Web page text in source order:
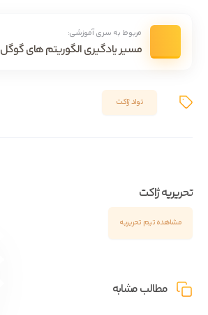
مربوط به سری آموزشی:
مسیر یادگیری الگوریتم های گوگل
تولد ژاکت
تحریریه ژاکت
مشاهده تیم تحریریه
مطالب مشابه